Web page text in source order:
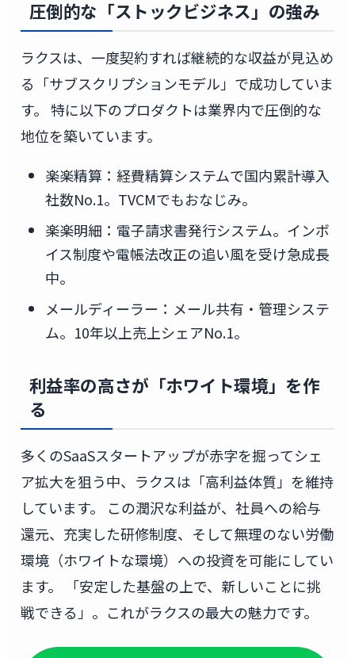
圧倒的な「ストックビジネス」の強み
ラクスは、一度契約すれば継続的な収益が見込め
る「サブスクリプションモデル」で成功していま
す。 特に以下のプロダクトは業界内で圧倒的な
地位を築いています。
楽楽精算：経費精算システムで国内累計導入
社数No.1。TVCMでもおなじみ。
楽楽明細：電子請求書発行システム。インボ
イス制度や電帳法改正の追い風を受け急成長
中。
メールディーラー：メール共有・管理システ
ム。10年以上売上シェアNo.1。
利益率の高さが「ホワイト環境」を作
る
多くのSaaSスタートアップが赤字を掘ってシェ
ア拡大を狙う中、ラクスは「高利益体質」を維持
しています。 この潤沢な利益が、社員への給与
還元、充実した研修制度、そして無理のない労働
環境（ホワイトな環境）への投資を可能にしてい
ます。 「安定した基盤の上で、新しいことに挑
戦できる」。これがラクスの最大の魅力です。